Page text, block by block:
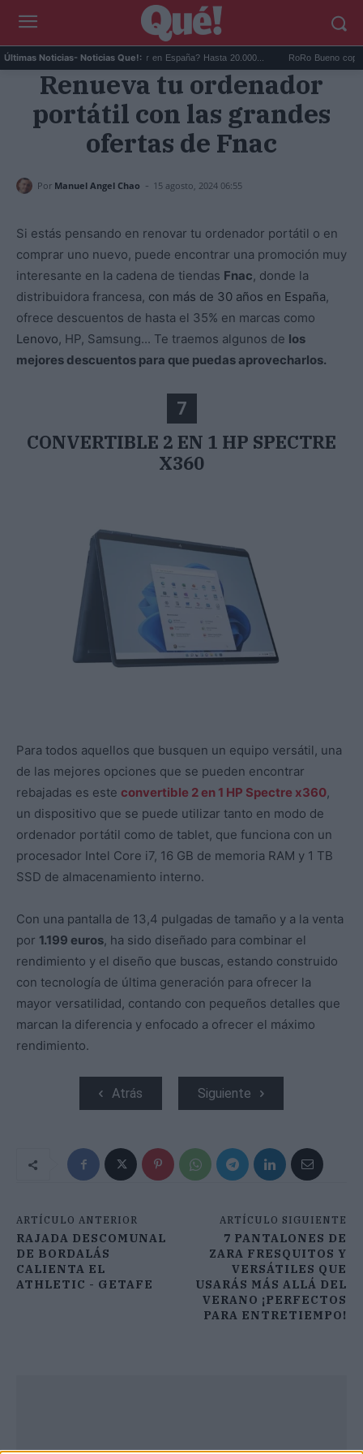
Últimas Noticias- Noticias Que!:
¿Cuánto gana un influencer en España? Hasta 20.000... RoRo Bueno copia
Renueva tu ordenador
portátil con las grandes
ofertas de Fnac
Por Manuel Angel Chao - 15 agosto, 2024 06:55
Si estás pensando en renovar tu ordenador portátil o en
comprar uno nuevo, puede encontrar una promoción muy
interesante en la cadena de tiendas Fnac, donde la
distribuidora francesa, con más de 30 años en España,
ofrece descuentos de hasta el 35% en marcas como
Lenovo, HP, Samsung... Te traemos algunos de los
mejores descuentos para que puedas aprovecharlos.
7
CONVERTIBLE 2 EN 1 HP SPECTRE
X360
Para todos aquellos que busquen un equipo versátil, una
de las mejores opciones que se pueden encontrar
rebajadas es este convertible 2 en 1 HP Spectre x360,
un dispositivo que se puede utilizar tanto en modo de
ordenador portátil como de tablet, que funciona con un
procesador Intel Core i7, 16 GB de memoria RAM y 1 TB
SSD de almacenamiento interno.
Con una pantalla de 13,4 pulgadas de tamaño y a la venta
por 1.199 euros, ha sido diseñado para combinar el
rendimiento y el diseño que buscas, estando construido
con tecnología de última generación para ofrecer la
mayor versatilidad, contando con pequeños detalles que
marcan la diferencia y enfocado a ofrecer el máximo
rendimiento.
Atrás Siguiente
ARTÍCULO ANTERIOR
RAJADA DESCOMUNAL
DE BORDALÁS
CALIENTA EL
ATHLETIC - GETAFE
ARTÍCULO SIGUIENTE
7 PANTALONES DE
ZARA FRESQUITOS Y
VERSÁTILES QUE
USARÁS MÁS ALLÁ DEL
VERANO ¡PERFECTOS
PARA ENTRETIEMPO!